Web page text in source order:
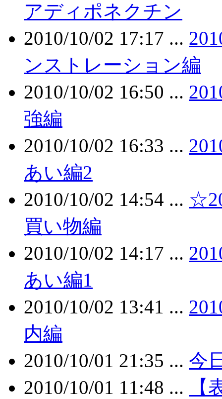
アディポネクチン
2010/10/02 17:17 ...
ンストレーション編
2010/10/02 16:50 ...
強編
2010/10/02 16:33 ...
あい編2
2010/10/02 14:54 ...
買い物編
2010/10/02 14:17 ...
あい編1
2010/10/02 13:41 ...
内編
2010/10/01 21:35 ... 今
2010/10/01 11:48 ...